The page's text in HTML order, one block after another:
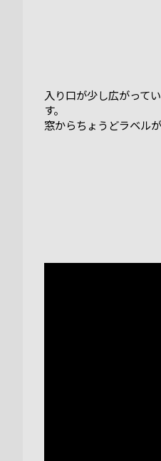
入り口が少し広がって
す。
窓からちょうどラベル